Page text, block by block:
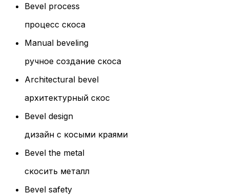
Bevel process
процесс скоса
Manual beveling
ручное создание скоса
Architectural bevel
архитектурный скос
Bevel design
дизайн с косыми краями
Bevel the metal
скосить металл
Bevel safety